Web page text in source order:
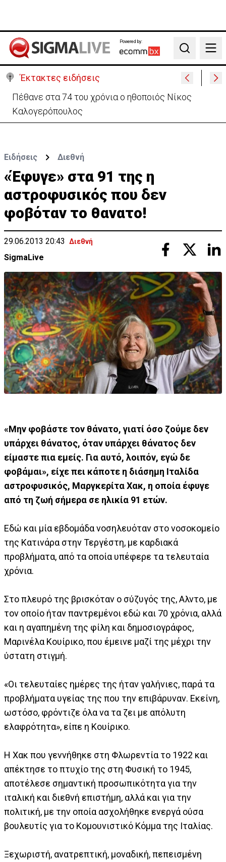
Powered by:
Search
Έκτακτες ειδήσεις
Πέθανε στα 74 του χρόνια ο ηθοποιός Νίκος
Καλογερόπουλος
Ειδήσεις Διεθνή
«Έφυγε» στα 91 της η
αστροφυσικός που δεν
φοβόταν το θανατο!
29.06.2013 20:43 Διεθνή
SigmaLive
«Μην φοβάστε τον θάνατο, γιατί όσο ζούμε δεν
υπάρχει θάνατος, όταν υπάρχει θάνατος δεν
είμαστε πια εμείς. Για αυτό, λοιπόν, εγώ δε
φοβάμαι», είχε πει κάποτε η διάσημη Ιταλίδα
αστροφυσικός, Μαργκερίτα Χακ, η οποία έφυγε
από τη ζωή σήμερα σε ηλικία 91 ετών.
Εδώ και μία εβδομάδα νοσηλευόταν στο νοσοκομείο
της Κατινάρα στην Τεργέστη, με καρδιακά
προβλήματα, από τα οποία υπέφερε τα τελευταία
χρόνια.
Στο πλευρό της βρισκόταν ο σύζυγός της, Αλντο, με
τον οποίο ήταν παντρεμένοι εδώ και 70 χρόνια, αλλά
και η αγαπημένη της φίλη και δημοσιογράφος,
Μαρινέλα Κουίρικο, που έμεινε μαζί της μέχρι την
ύστατη στιγμή.
«Οι τελευταίες ημέρες της ήταν γαλήνιες, παρά τα
προβλήματα υγείας της που την επιβάρυναν. Εκείνη,
ωστόσο, φρόντιζε όλα να τα ζει με απόλυτη
ελαφρότητα», είπε η Κουίρικο.
Η Χακ που γεννήθηκε στη Φλωρεντία το 1922 και
απέκτησε το πτυχίο της στη Φυσική το 1945,
αποτέλεσε σημαντική προσωπικότητα για την
ιταλική και διεθνή επιστήμη, αλλά και για την
πολιτική, με την οποία ασχολήθηκε ενεργά ούσα
βουλευτίς για το Κομουνιστικό Κόμμα της Ιταλίας.
Ξεχωριστή, ανατρεπτική, μοναδική, πεπεισμένη